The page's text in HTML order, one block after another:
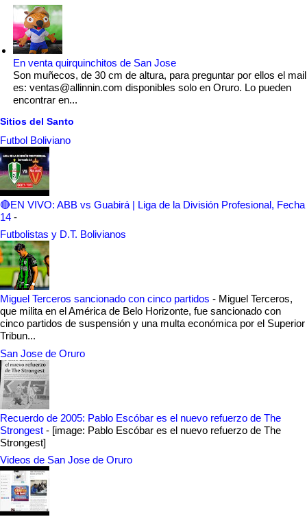
En venta quirquinchitos de San Jose
Son muñecos, de 30 cm de altura, para preguntar por ellos el mail
es: ventas@allinnin.com disponibles solo en Oruro. Lo pueden
encontrar en...
Sitios del Santo
Futbol Boliviano
🔴EN VIVO: ABB vs Guabirá | Liga de la División Profesional, Fecha
14 -
Futbolistas y D.T. Bolivianos
Miguel Terceros sancionado con cinco partidos - Miguel Terceros,
que milita en el América de Belo Horizonte, fue sancionado con
cinco partidos de suspensión y una multa económica por el Superior
Tribun...
San Jose de Oruro
Recuerdo de 2005: Pablo Escóbar es el nuevo refuerzo de The
Strongest - [image: Pablo Escóbar es el nuevo refuerzo de The
Strongest]
Videos de San Jose de Oruro